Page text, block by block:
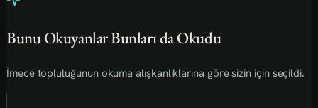
Bunu Okuyanlar Bunları da Okudu
İmece topluluğunun okuma alışkanlıklarına göre sizin için seçildi.